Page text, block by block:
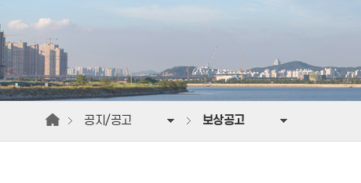
공지/공고 보상공고